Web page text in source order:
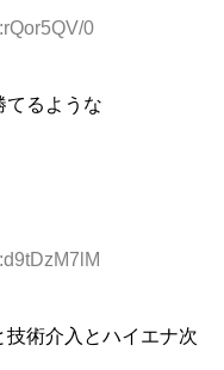
0
てるような
術介入とハイエナ次